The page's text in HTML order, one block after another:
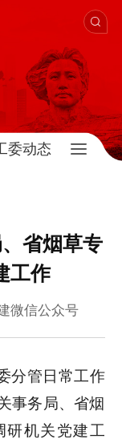
委动态
省烟草专
工作
微信公众号
分管日常工作
事务局、省烟
机关党建工